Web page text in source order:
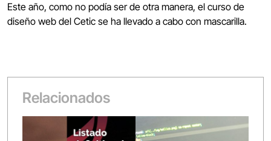
Este año, como no podía ser de otra manera, el curso de
diseño web del Cetic se ha llevado a cabo con mascarilla.